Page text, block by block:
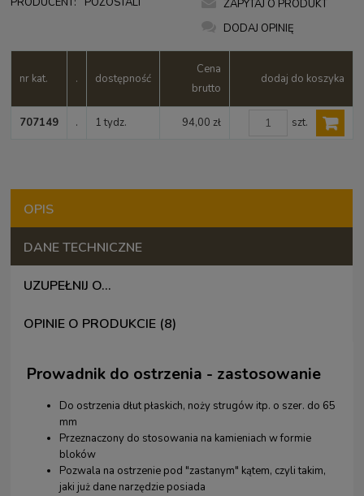
ZAPYTAJ O PRODUKT
DODAJ OPINIĘ
nr kat. . dostępność
Cena
brutto
dodaj do koszyka
707149 . 1 tydz. 94,00 zł szt.
OPIS
DANE TECHNICZNE
UZUPEŁNIJ O...
OPINIE O PRODUKCIE (8)
Prowadnik do ostrzenia - zastosowanie
Do ostrzenia dłut płaskich, noży strugów itp. o szer. do 65
mm
Przeznaczony do stosowania na kamieniach w formie
bloków
Pozwala na ostrzenie pod "zastanym" kątem, czyli takim,
jaki już dane narzędzie posiada